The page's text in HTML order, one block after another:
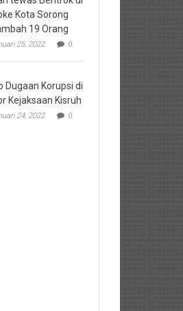
Kota Sorong
19 Orang
25, 2022 0
Dugaan Korupsi di
Kejaksaan Kisruh
24, 2022 0